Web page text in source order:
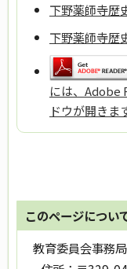
下野薬師寺歴
下野薬師寺歴
には、Adobe
ドウが開きま
このページについ
教育委員会事務